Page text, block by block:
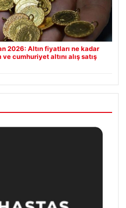
2026: Altın fiyatları ne kadar
cumhuriyet altını alış satış